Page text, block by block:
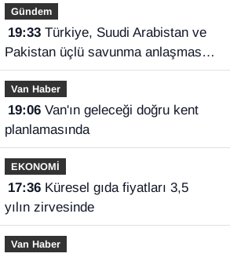
Gündem
19:33Türkiye, Suudi Arabistan ve
Pakistan üçlü savunma anlaşması
imzaladı
Van Haber
19:06Van'ın geleceği doğru kent
planlamasında
EKONOMİ
17:36Küresel gıda fiyatları 3,5
yılın zirvesinde
Van Haber